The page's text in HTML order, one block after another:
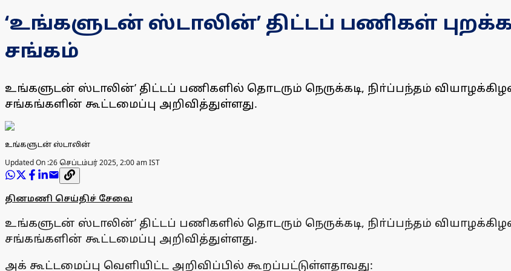
‘உங்களுடன் ஸ்டாலின்’ திட்டப் பணிகள்
சங்கம்
உங்களுடன் ஸ்டாலின்’ திட்டப் பணிகளில் தொடரும் நெருக்கடி, நிா்ப்பந்தம்
சங்கங்களின் கூட்டமைப்பு அறிவித்துள்ளது.
உங்களுடன் ஸ்டாலின்
Updated On :26 செப்டம்பர் 2025, 2:00 am IST
தினமணி செய்திச் சேவை
உங்களுடன் ஸ்டாலின்’ திட்டப் பணிகளில் தொடரும் நெருக்கடி, நிா்ப்பந்தம்
சங்கங்களின் கூட்டமைப்பு அறிவித்துள்ளது.
அக் கூட்டமைப்பு வெளியிட்ட அறிவிப்பில் கூறப்பட்டுள்ளதாவது: